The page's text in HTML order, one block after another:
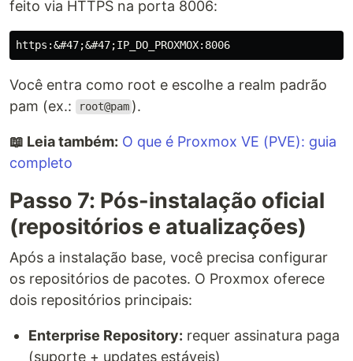
feito via HTTPS na porta 8006:
Você entra como root e escolhe a realm padrão
pam (ex.:
root@pam ).
📖 Leia também: O que é Proxmox VE (PVE): guia
completo
Passo 7: Pós-instalação oficial
(repositórios e atualizações)
Após a instalação base, você precisa configurar
os repositórios de pacotes. O Proxmox oferece
dois repositórios principais:
Enterprise Repository: requer assinatura paga
(suporte + updates estáveis)